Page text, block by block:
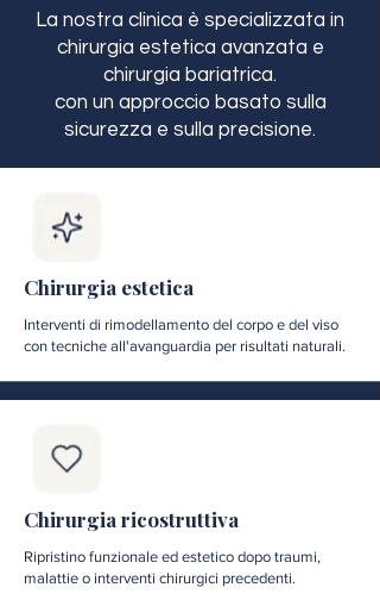
La nostra clinica è specializzata in
chirurgia estetica avanzata e
chirurgia bariatrica.
con un approccio basato sulla
sicurezza e sulla precisione.
Chirurgia estetica
Interventi di rimodellamento del corpo e del viso
con tecniche all'avanguardia per risultati naturali.
Chirurgia ricostruttiva
Ripristino funzionale ed estetico dopo traumi,
malattie o interventi chirurgici precedenti.